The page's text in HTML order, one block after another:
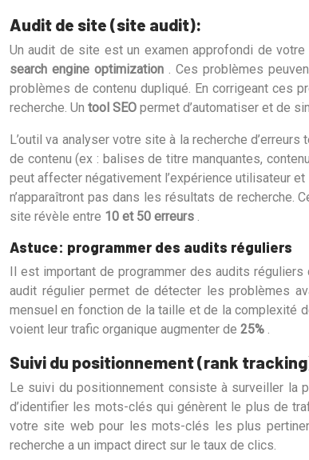
Audit de site (site audit):
Un audit de site est un examen approfondi de
search engine optimization . Ces problèmes
problèmes de contenu dupliqué. En corrigeant ces
recherche. Un tool SEO permet d’automatiser et de
L’outil va analyser votre site à la recherche
de contenu (ex : balises de titre manquantes,
peut affecter négativement l’expérience utilisateur
n’apparaîtront pas dans les résultats de recherche.
site révèle entre 10 et 50 erreurs .
Astuce: programmer des audits réguliers
Il est important de programmer des audits
audit régulier permet de détecter les problèmes
mensuel en fonction de la taille et de la complexité
voient leur trafic organique augmenter de 25% .
Suivi du positionnement (rank
Le suivi du positionnement consiste à surveiller la
d’identifier les mots-clés qui génèrent le plus de
votre site web pour les mots-clés les plus
recherche a un impact direct sur le taux de clics.